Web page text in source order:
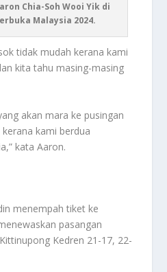
Chia-Soh Wooi Yik di
Malaysia 2024.
tidak mudah kerana kami
kita tahu masing-masing
akan mara ke pusingan
kami berdua
kata Aaron.
menempah tiket ke
pasangan
Kedren 21-17, 22-